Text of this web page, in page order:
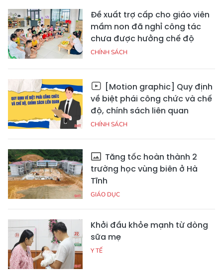
Đề xuất trợ cấp cho giáo viên
mầm non đã nghỉ công tác
chưa được hưởng chế độ
CHÍNH SÁCH
[Motion graphic] Quy định
về biệt phái công chức và chế
độ, chính sách liên quan
CHÍNH SÁCH
Tăng tốc hoàn thành 2
trường học vùng biên ở Hà
Tĩnh
GIÁO DỤC
Khởi đầu khỏe mạnh từ dòng
sữa mẹ
Y TẾ